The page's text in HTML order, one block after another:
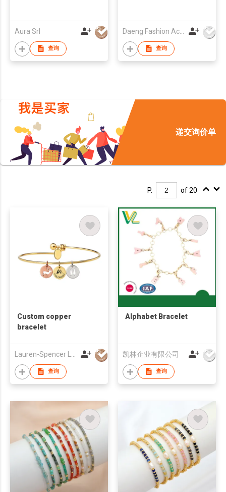
Aura Srl
查询
Daeng Fashion Accessories Co Ltd
查询
递交询价单
P. of 20
Custom copper
bracelet
查询
Alphabet Bracelet
凯林企业有限公司
查询